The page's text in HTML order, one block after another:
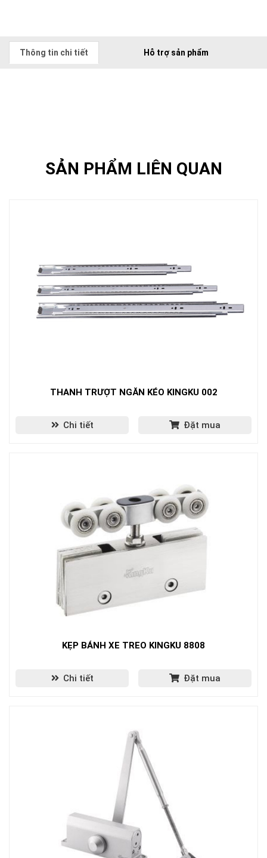
Thông tin chi tiết Hỗ trợ sản phẩm
SẢN PHẨM LIÊN QUAN
THANH TRƯỢT NGĂN KÉO KINGKU 002
Chi tiết Đặt mua
KẸP BÁNH XE TREO KINGKU 8808
Chi tiết Đặt mua